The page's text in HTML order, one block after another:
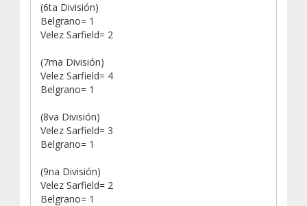
(6ta División)
Belgrano= 1
Velez Sarfield= 2
(7ma División)
Velez Sarfield= 4
Belgrano= 1
(8va División)
Velez Sarfield= 3
Belgrano= 1
(9na División)
Velez Sarfield= 2
Belgrano= 1